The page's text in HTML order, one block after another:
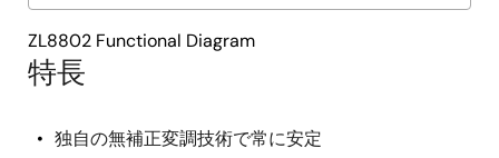
特長
独自の無補正変調技術で常に安定
ZL8802 Functional Diagram